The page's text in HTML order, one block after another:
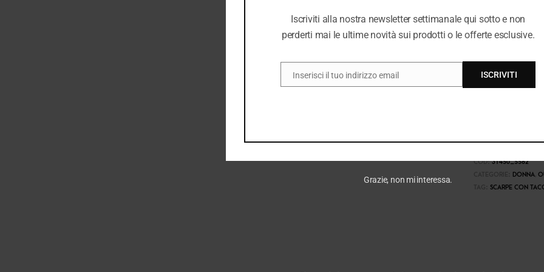
COD:31450_5582
DONNA,
SCARPE CON
Iscriviti alla nostra newsletter settimanale qui sotto e non
perderti mai le ultime novità sui prodotti o le offerte esclusive.
EMAIL
Inserisci il tuo indirizzo email ISCRIVITI
Grazie, non mi interessa.